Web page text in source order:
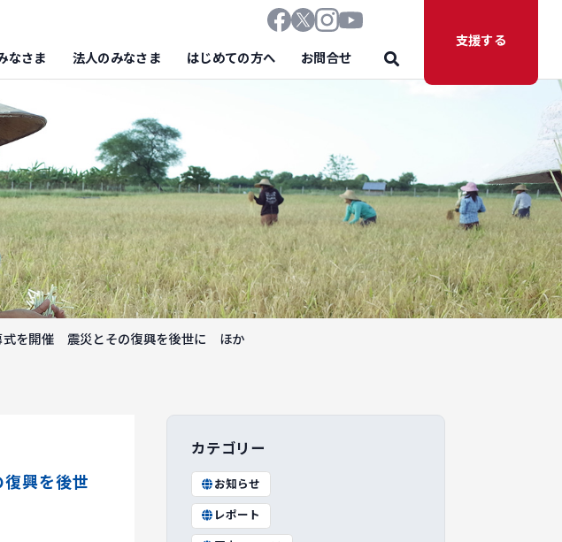
なさま 法人のみなさま はじめての方へ お問合せ
支援する
式を開催 震災とその復興を後世に ほか
興を後世
カテゴリー
お知らせ
レポート